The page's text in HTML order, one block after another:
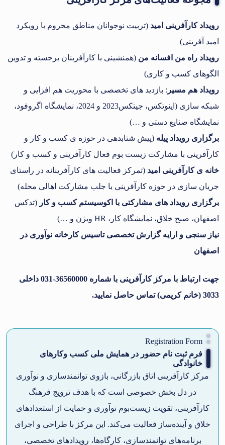
رویداد کارآفرینی امید (تربیت نوجوانان مناطق محروم با رویکرد
امید آفرینی)
رویداد راه من افسانه من (همنشینی با کارآفرینان برجسته و تدوین
الگوهای کسب و کاری)
رویداد هم مسیر : بازدید های تخصصی با محوریت هم افزایی و
شبکه سازی (اینوتکس، جیتکس2023 و 2024، نمایشگاه اگروفود،
نمایشگاه صنایع دستی و …)
برگزاری رویداد پیله (پیش شتابدهی در حوزه ی کسب و کار و
کارآفرینی با مشارکت زیست بوم فعال کارآفرینی و کسب و کار)
خانه ی کارآفرینی امید (تمرکز فعالیت های کارآفرینانه در راستای
جریان سازی در حوزه کارآفرینی با جلب مشارکت اهالی محله)
برگزاری رویداد های مشارکتی با اکوسیستم کسب و کار (تدکس
اصفهان، صبح خلاق، نمایشگاه کار، HR ویژن و …)
نیاز سنجی و ارایه گزارش تخصصی تاسیس کارخانه نوآوری در
اصفهان
جهت ارتباط با مرکز کارآفرینی با شماره
36560000-031 داخلی
3033 (خانم کریمی) تماس حاصل نمایید.
Registration Form
فرم ثبت نام حضور در همایش ملی کسب وکارهای
خانوادگی
مرکز کارآفرینی اتاق بازرگانی، بازوی توانمندسازی و نوآوری
در دل بخش خصوصی است که با هدف ترویج فرهنگ
کارآفرینی، تقویت زیست‌بوم نوآوری و حمایت از استعدادهای
خلاق و آینده‌ساز فعالیت می‌کند. این مرکز با طراحی و اجرای
برنامه‌های توانمندسازی، کارگاه‌ها، رویدادهای تخصصی،